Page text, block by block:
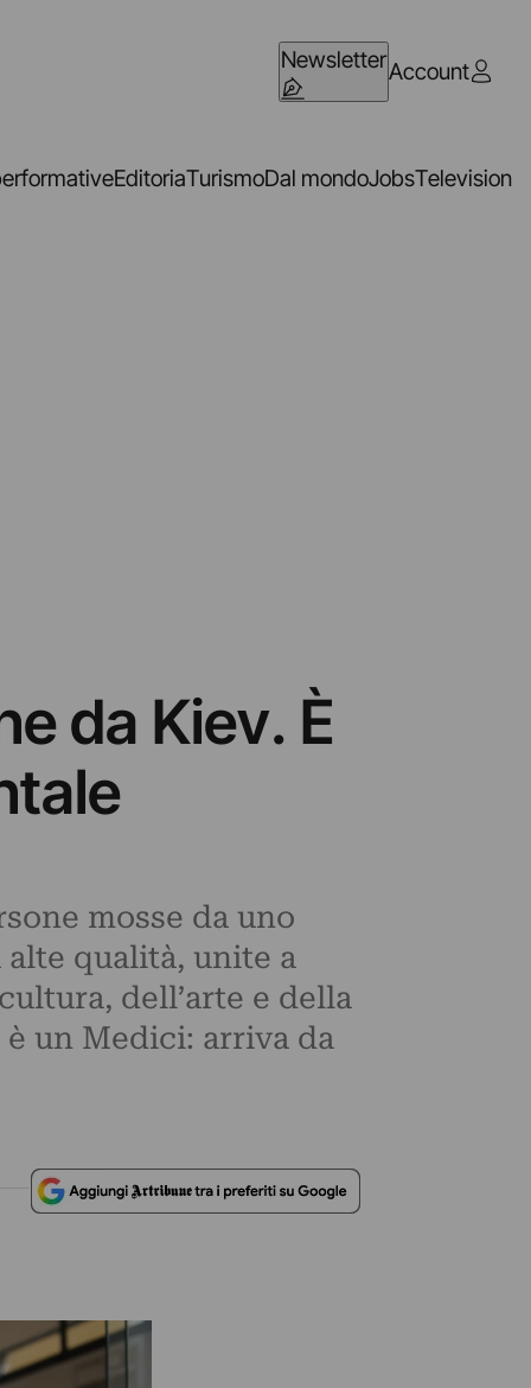
NewsletterAccount
EditoriaTurismoDal mondoJobsTelevision
da Kiev. È
mosse da uno
qualità, unite a
dell’arte e della
un Medici: arriva da